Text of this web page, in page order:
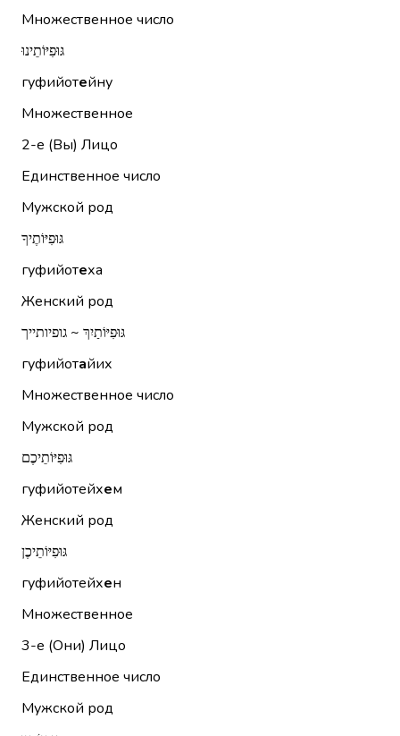
Множественное число
גּוּפִיּוֹתֵינוּ
гуфийотейну
Множественное
2-е (Вы) Лицо
Единственное число
Мужской род
גּוּפִיּוֹתֶיךָ
гуфийотеха
Женский род
גּוּפִיּוֹתַיִךְ ~ גופיותייך
гуфийотайих
Множественное число
Мужской род
גּוּפִיּוֹתֵיכֶם
гуфийотейхем
Женский род
גּוּפִיּוֹתֵיכֶן
гуфийотейхен
Множественное
3-е (Они) Лицо
Единственное число
Мужской род